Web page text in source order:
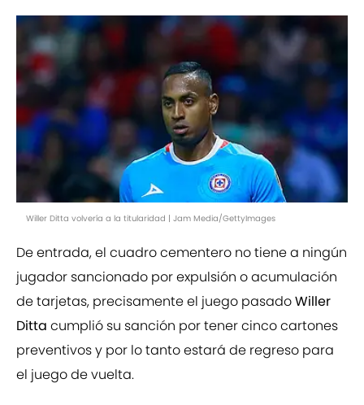
Willer Ditta volvería a la titularidad | Jam Media/GettyImages
De entrada, el cuadro cementero no tiene a ningún
jugador sancionado por expulsión o acumulación
de tarjetas, precisamente el juego pasadoWiller
Ditta cumplió su sanción por tener cinco cartones
preventivos y por lo tanto estará de regreso para
el juego de vuelta.